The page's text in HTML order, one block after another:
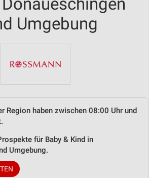
Umgebung
Region haben zwischen 08:00 Uhr und
für Baby & Kind in
Umgebung.